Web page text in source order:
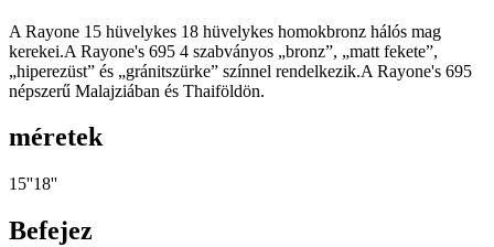
A Rayone 15 hüvelykes 18 hüvelykes homokbronz hálós mag
kerekei.A Rayone's 695 4 szabványos „bronz”, „matt fekete”,
„hiperezüst” és „gránitszürke” színnel rendelkezik.A Rayone's 695
népszerű Malajziában és Thaiföldön.
méretek
15''18''
Befejez